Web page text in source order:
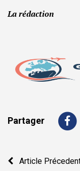
La rédaction
Partager
Navigation
Article